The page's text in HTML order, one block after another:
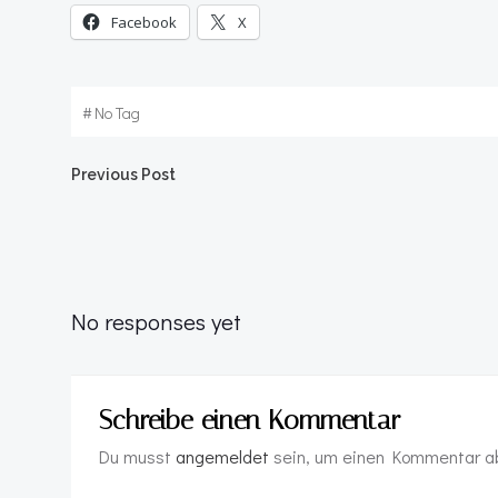
Facebook X
#No Tag
Post
Previous Post
No responses yet
Schreibe einen Kommentar
Du musst angemeldet sein, um einen Kommentar